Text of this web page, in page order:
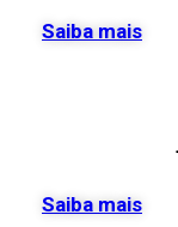
Saiba mais
Saiba mais